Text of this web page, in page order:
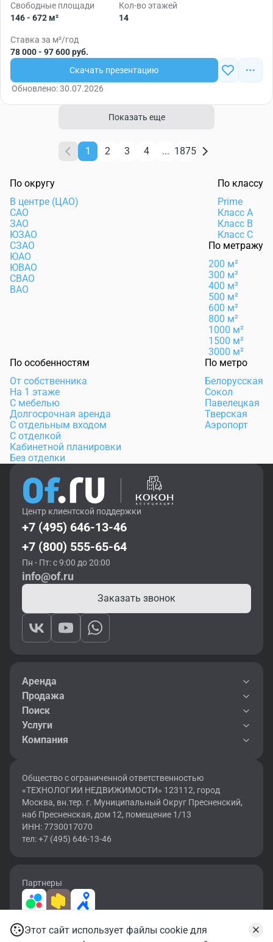
Свободные площади
146 - 672 м²
Кол-во этажей
14
Ставка за м²/год
78 000 - 97 600 руб.
Скачать презентацию
Обновлено: 30.07.2026
Показать еще
1 2 3 4 ... 1875
По округу
В центре (ЦАО)
САО
ЗАО
ЮЗАО
СЗАО
ЮАО
ЮВАО
СВАО
ВАО
По классу
Prime
Класс А
Класс B
Класс C
По метражу
200 м²
300 м²
400 м²
500 м²
600 м²
800 м²
1000 м²
1500 м²
3000 м²
По особенностям
От собственника
На 1 этаже
С мебелью
Долгосрочная аренда
С отдельным входом
С отделкой
Кабинетной планировки
Без отделки
По метро
Белорусская
Сокол
Павелецкая
Тверская
Аэропорт
Центр клиентской поддержки
+7 (495) 646-13-46
+7 (800) 555-65-64
Пн - Пт: с 9:00 до 20:00
info@of.ru
Заказать звонок
Аренда
Продажа
Поиск
Услуги
Компания
Общество с ограниченной ответственностью
«ТЕХНОЛОГИИ НЕДВИЖИМОСТИ» 123112, город
Москва, вн.тер. г. Муниципальный Округ Пресненский,
наб Пресненская, дом 12, помещение 1/13
ИНН: 7730017070
тел: +7 (495) 646-13-46
Партнеры
2026 © OF.RU | Все права защищены.
Этот сайт использует файлы cookie для